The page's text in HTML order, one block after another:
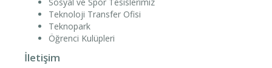
Teknoloji Transfer Ofisi
Teknopark
Öğrenci Kulüpleri
İletişim